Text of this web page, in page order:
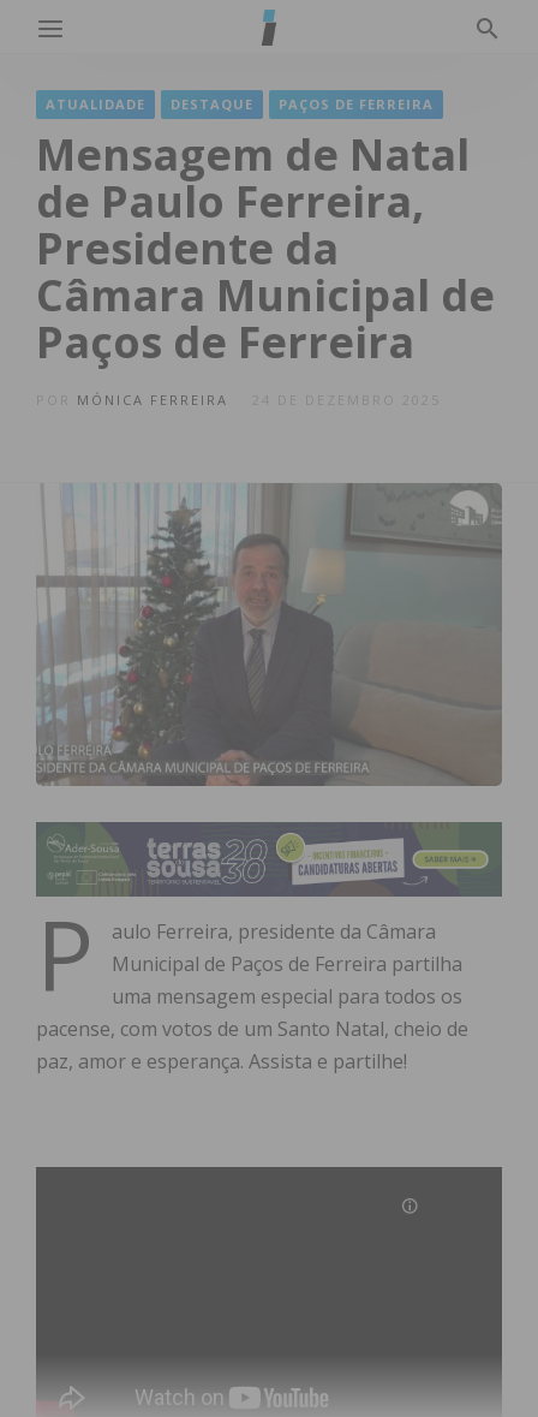
ATUALIDADE DESTAQUE PAÇOS DE FERREIRA
Mensagem de Natal
de Paulo Ferreira,
Presidente da
Câmara Municipal de
Paços de Ferreira
MÓNICA FERREIRA 24 DE DEZEMBRO 2025
P
aulo Ferreira, presidente da Câmara
Municipal de Paços de Ferreira partilha
uma mensagem especial para todos os
pacense, com votos de um Santo Natal, cheio de
paz, amor e esperança. Assista e partilhe!